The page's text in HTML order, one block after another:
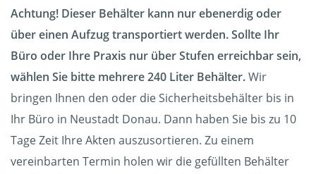
Achtung! Dieser Behälter kann nur ebenerdig oder
über einen Aufzug transportiert werden. Sollte Ihr
Büro oder Ihre Praxis nur über Stufen erreichbar sein,
wählen Sie bitte mehrere 240 Liter Behälter.Wir
bringen Ihnen den oder die Sicherheitsbehälter bis in
Ihr Büro in Neustadt Donau. Dann haben Sie bis zu 10
Tage Zeit Ihre Akten auszusortieren. Zu einem
vereinbarten Termin holen wir die gefüllten Behälter